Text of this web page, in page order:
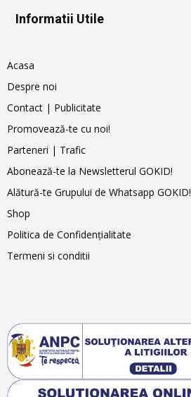
Informatii Utile
Acasa
Despre noi
Contact | Publicitate
Promovează-te cu noi!
Parteneri | Trafic
Abonează-te la Newsletterul GOKID!
Alătură-te Grupului de Whatsapp GOKID!
Shop
Politica de Confidențialitate
Termeni si conditii